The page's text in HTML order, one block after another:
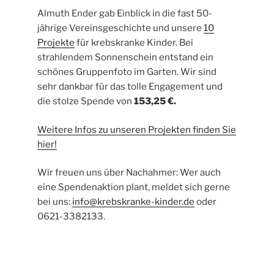
Almuth Ender gab Einblick in die fast 50-
jährige Vereinsgeschichte und unsere10
Projekte für krebskranke Kinder. Bei
strahlendem Sonnenschein entstand ein
schönes Gruppenfoto im Garten. Wir sind
sehr dankbar für das tolle Engagement und
die stolze Spende von153,25 €.
Weitere Infos zu unseren Projekten finden Sie
hier!
Wir freuen uns über Nachahmer: Wer auch
eine Spendenaktion plant, meldet sich gerne
bei uns: info@krebskranke-kinder.de oder
0621-3382133.